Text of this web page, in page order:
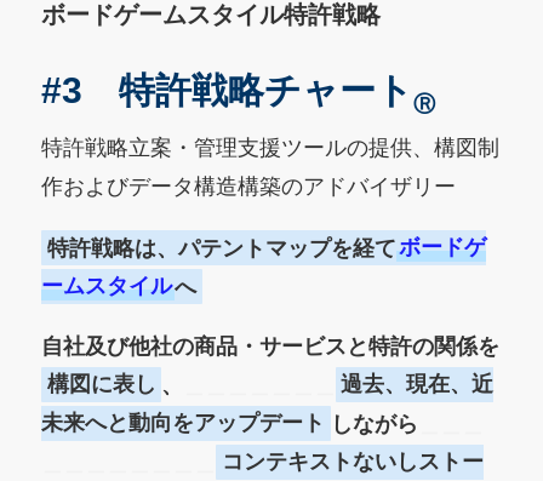
ボードゲームスタイル特許戦略
#3 特許戦略チャートⓇ
特許戦略立案・管理支援ツールの提供、構図制
作およびデータ構造構築のアドバイザリー
特許戦略は、パテントマップを経てボードゲ
ームスタイルへ
自社及び他社の商品・サービスと特許の関係を
構図に表し 、
過去、現在、近
未来へと動向をアップデート しながら
コンテキストないしストー